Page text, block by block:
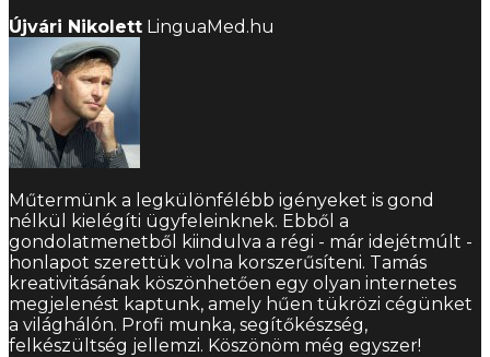
Újvári Nikolett LinguaMed.hu
Műtermünk a legkülönfélébb igényeket is gond
nélkül kielégíti ügyfeleinknek. Ebből a
gondolatmenetből kiindulva a régi - már idejétmúlt -
honlapot szerettük volna korszerűsíteni. Tamás
kreativitásának köszönhetően egy olyan internetes
megjelenést kaptunk, amely hűen tükrözi cégünket
a világhálón. Profi munka, segítőkészség,
felkészültség jellemzi. Köszönöm még egyszer!